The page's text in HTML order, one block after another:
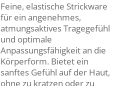
Feine, elastische Strickware
für ein angenehmes,
atmungsaktives Tragegefühl
und optimale
Anpassungsfähigkeit an die
Körperform. Bietet ein
sanftes Gefühl auf der Haut,
ohne zu kratzen oder zu